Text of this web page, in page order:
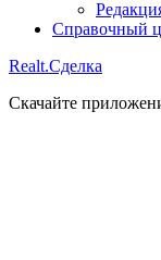
Справочный
Realt.Сделка
Скачайте